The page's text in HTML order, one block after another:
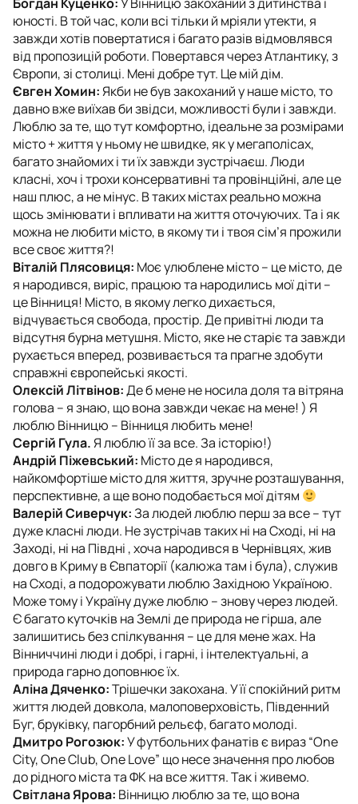
юності. В той час, коли всі тільки й мріяли утекти, я
завжди хотів повертатися і багато разів відмовлявся
від пропозицій роботи. Повертався через Атлантику, з
Європи, зі столиці. Мені добре тут. Це мій дім.
Євген Хомин:Якби не був закоханий у наше місто, то
давно вже виїхав би звідси, можливості були і завжди.
Люблю за те, що тут комфортно, ідеальне за розмірами
місто + життя у ньому не швидке, як у мегаполісах,
багато знайомих і ти їх завжди зустрічаєш. Люди
класні, хоч і трохи консервативні та провінційні, але це
наш плюс, а не мінус. В таких містах реально можна
щось змінювати і впливати на життя оточуючих. Та і як
можна не любити місто, в якому ти і твоя сім’я прожили
все своє життя?!
Віталій Плясовиця: Моє улюблене місто – це місто, де
я народився, виріс, працюю та народились мої діти –
це Вінниця! Місто, в якому легко дихається,
відчувається свобода, простір. Де привітні люди та
відсутня бурна метушня. Місто, яке не старіє та завжди
рухається вперед, розвивається та прагне здобути
справжні європейські якості.
Олексій Літвінов:Де б мене не носила доля та вітряна
голова – я знаю, що вона завжди чекає на мене! ) Я
люблю Вінницю – Вінниця любить мене!
Сергій Гула.Я люблю її за все. За історію!)
Андрій Піжевський: Місто де я народився,
найкомфортіше місто для життя, зручне розташування,
перспективне, а ще воно подобається мої дітям
Валерій Сиверчук:За людей люблю перш за все – тут
дуже класні люди. Не зустрічав таких ні на Сході, ні на
Заході, ні на Півдні , хоча народився в Чернівцях, жив
довго в Криму в Євпаторії (калюжа там і була), служив
на Сході, а подорожувати люблю Західною Україною.
Може тому і Україну дуже люблю – знову через людей.
Є багато куточків на Землі де природа не гірша, але
залишитись без спілкування – це для мене жах. На
Вінниччині люди і добрі, і гарні, і інтелектуальні, а
природа гарно доповнює їх.
АлінаДяченко:Трішечки закохана. У її спокійний ритм
життя людей довкола, малоповерховість, Південний
Буг, бруківку, пагорбний рельєф, багато молоді.
ДмитроРогозюк:У футбольних фанатів є вираз “One
City, One Club, One Love” що несе значення про любов
до рідного міста та ФК на все життя. Так і живемо.
Світлана Ярова: Вінницю люблю за те, що вона